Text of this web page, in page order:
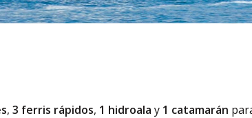
,3 ferris rápidos, 1 hidroala y 1 catamarán